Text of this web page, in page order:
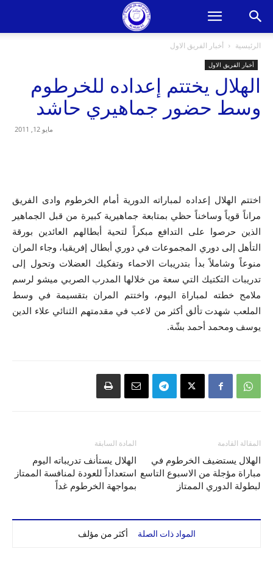
الرئيسية أخبار الفريق الاول
أخبار الفريق الاول
الهلال يختتم إعداده للخرطوم
وسط حضور جماهيري حاشد
مايو 12, 2011
اختتم الهلال إعداده لمباراته الدورية أمام الخرطوم وادى الفريق
مراناً قوياً وساخناً حظي بمتابعة جماهيرية كبيرة من قبل الجماهير
الذين حرصوا على التدافع مبكراً لتحية أبطالهم العائدين بورقة
التأهل إلى دوري المجموعات في دوري أبطال إفريقيا، وجاء المران
منوعاً وشاملاً بدأ بتدريبات الاحماء وتفكيك العضلات وتحول إلى
تدريبات التكتيك التي سعة من خلالها المدرب الصربي ميشو لرسم
ملامح خطته لمباراة اليوم، واختتم المران بتقسيمة في وسط
الملعب شهدت تألق أكثر من لاعب في مقدمتهم الثنائي علاء الدين
يوسف ومحمد أحمد بشّة.
المادة السابقة
الهلال يستأنف تدريباته اليوم
استعداداً للعودة لمنافسة الممتاز
بمواجهة الخرطوم غداً
المقالة القادمة
الهلال يستضيف الخرطوم في
مباراة مؤجلة من الاسبوع التاسع
لبطولة الدوري الممتاز
المواد ذات الصلة أكثر من مؤلف